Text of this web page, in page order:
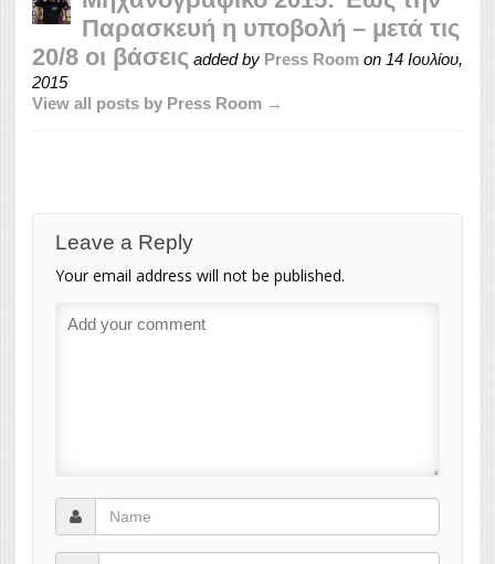
Παρασκευή η υποβολή – μετά τις
20/8 οι βάσεις added by Press Room on 14 Ιουλίου,
2015
View all posts by Press Room →
Leave a Reply
Your email address will not be published.